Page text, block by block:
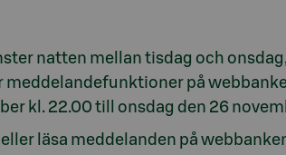
natten mellan tisdag och
på
kl. 22.00 till onsdag den 26
läsa meddelanden på